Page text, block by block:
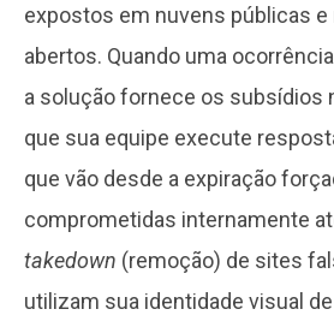
expostos em nuvens públicas
abertos. Quando uma
a solução fornece os subsídios
que sua equipe execute
que vão desde a expiração
comprometidas internamente
takedown (remoção) de sites
utilizam sua identidade visual